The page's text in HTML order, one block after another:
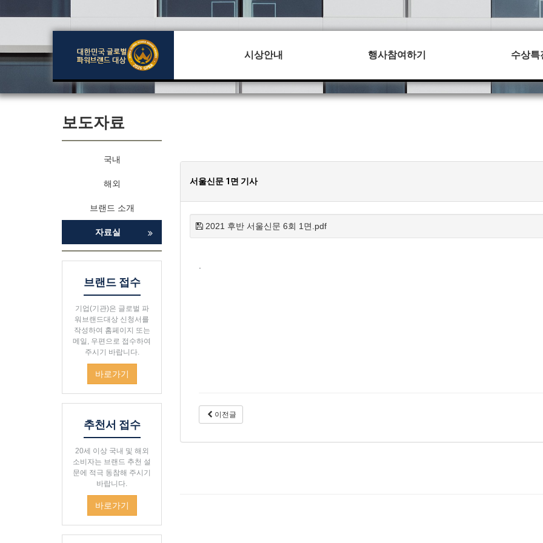
시상안내 행사참여하기 수상특
보도자료
국내
해외
브랜드 소개
자료실
브랜드 접수
기업(기관)은 글로벌 파
워브랜드대상 신청서를
작성하여 홈페이지 또는
메일, 우편으로 접수하여
주시기 바랍니다.
바로가기
추천서 접수
20세 이상 국내 및 해외
소비자는 브랜드 추천 설
문에 적극 동참해 주시기
바랍니다.
바로가기
서울신문 1면 기사
2021 후반 서울신문 6회 1면.pdf
이전글